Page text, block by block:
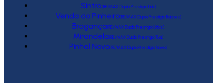
Sintra(RE/MAX Duplo Prestígio Link)
Venda do Pinheiro(RE/MAX Duplo Prestígio Raízes)
Bragança(RE/MAX Duplo Prestígio Urbis)
Mirandela(RE/MAX Duplo Prestígio Tua)
Pinhal Novo(RE/MAX Duplo Prestígio Novo)